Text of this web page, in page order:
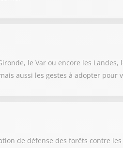
le Var ou encore les
aussi les gestes à adopter pour
de défense des forêts contre les